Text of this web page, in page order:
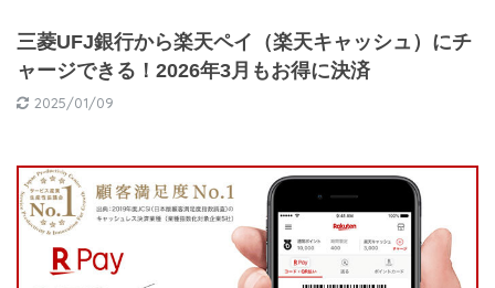
三菱UFJ銀行から楽天ペイ（楽天キャッシュ）にチ
ャージできる！2026年3月もお得に決済
2025/01/09